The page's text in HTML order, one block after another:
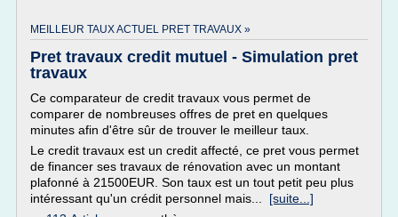
MEILLEUR TAUX ACTUEL PRET TRAVAUX »
Pret travaux credit mutuel - Simulation pret
travaux
Ce comparateur de credit travaux vous permet de
comparer de nombreuses offres de pret en quelques
minutes afin d'être sûr de trouver le meilleur taux.
Le credit travaux est un credit affecté, ce pret vous permet
de financer ses travaux de rénovation avec un montant
plafonné à 21500EUR. Son taux est un tout petit peu plus
intéressant qu'un crédit personnel mais... [suite...]